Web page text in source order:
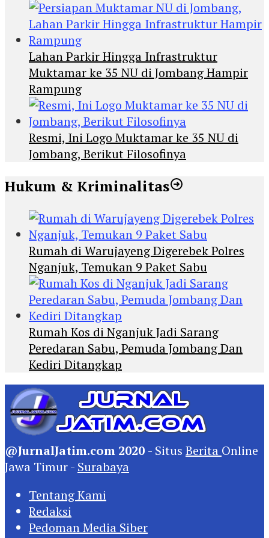
Lahan Parkir Hingga Infrastruktur
Muktamar ke 35 NU di Jombang Hampir
Rampung
Resmi, Ini Logo Muktamar ke 35 NU di
Jombang, Berikut Filosofinya
Hukum & Kriminalitas
Rumah di Warujayeng Digerebek Polres
Nganjuk, Temukan 9 Paket Sabu
Rumah Kos di Nganjuk Jadi Sarang
Peredaran Sabu, Pemuda Jombang Dan
Kediri Ditangkap
@JurnalJatim.com 2020 - Situs Berita Online
Jawa Timur - Surabaya
Tentang Kami
Redaksi
Pedoman Media Siber